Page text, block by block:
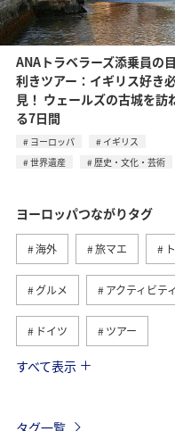
ANAトラベラーズ添乗員の目
利きツアー：イギリス好き
見！ ウェールズの古城を訪
る7日間
ヨーロッパ
イギリス
世界遺産
歴史・文化・芸術
ヨーロッパつながりタグ
海外 旅マエ
グルメ アクティビティ
ドイツ ツアー
オーストリア
すべて表示
タグ一覧